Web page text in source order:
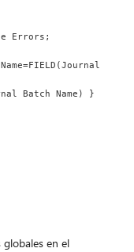
Errors;
Batch Name) }
globales en el